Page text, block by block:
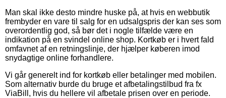
Man skal ikke desto mindre huske på, at hvis en webbutik
frembyder en vare til salg for en udsalgspris der kan ses som
overordentlig god, så bør det i nogle tilfælde være en
indikation på en svindel online shop. Kortkøb er i hvert fald
omfavnet af en retningslinje, der hjælper køberen imod
snydagtige online forhandlere.
Vi går generelt ind for kortkøb eller betalinger med mobilen.
Som alternativ burde du bruge et afbetalingstilbud fra fx
ViaBill, hvis du hellere vil afbetale prisen over en periode.